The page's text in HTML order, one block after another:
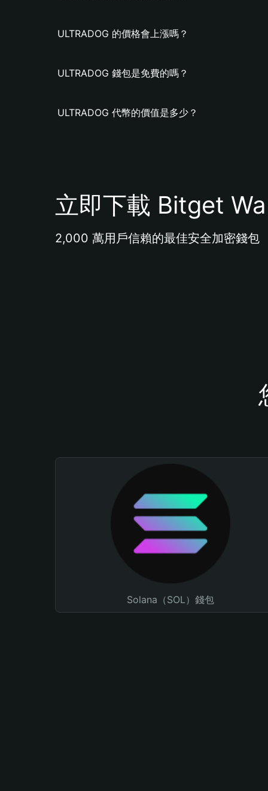
ULTRADOG 的價格會上漲嗎？
ULTRADOG 錢包是免費的嗎？
ULTRADOG 代幣的價值是多少？
立即下載 Bitget
2,000 萬用戶信賴的最佳安全加密錢包
Solana（SOL）錢包